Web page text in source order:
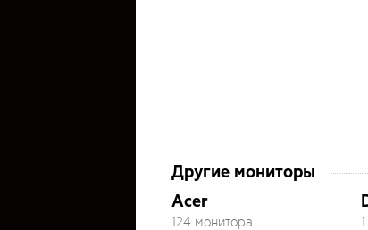
Другие мониторы
Acer
124 монитора